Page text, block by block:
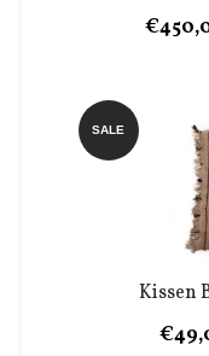
Kissen
SALE